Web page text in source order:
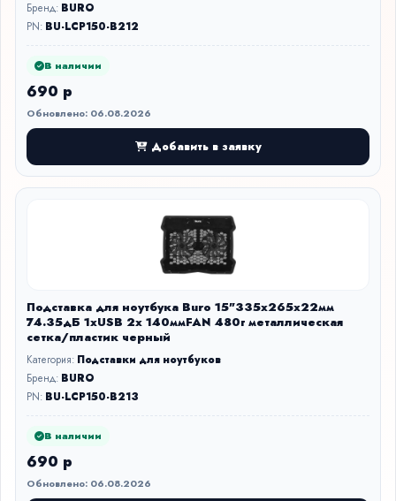
Бренд: BURO
PN: BU-LCP150-B212
В наличии
690 р
Обновлено: 06.08.2026
Добавить в заявку
Подставка для ноутбука Buro 15"335x265x22мм
74.35дБ 1xUSB 2x 140ммFAN 480г металлическая
сетка/пластик черный
Категория: Подставки для ноутбуков
Бренд: BURO
PN: BU-LCP150-B213
В наличии
690 р
Обновлено: 06.08.2026